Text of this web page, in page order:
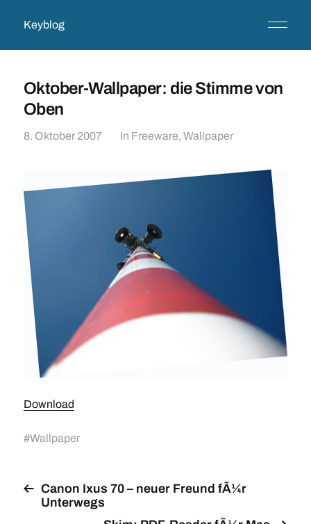
Keyblog
Oktober-Wallpaper: die Stimme von
Oben
8. Oktober 2007 In Freeware, Wallpaper
Download
#Wallpaper
Canon Ixus 70 – neuer Freund fÃ¼r
Unterwegs